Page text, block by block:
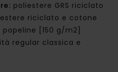
poliestere GRS riciclato
riciclato e cotone
[150 g/m2]
regular classica e